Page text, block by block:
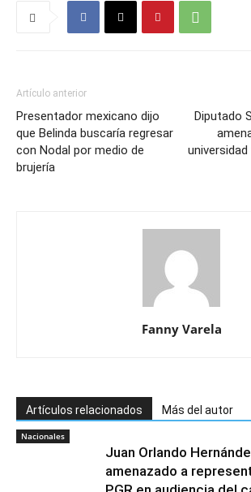
Artículo anterior
Presentador mexicano dijo
que Belinda buscaría regresar
con Nodal por medio de
brujería
Diputado
universidad
Fanny Varela
Artículos relacionados Más del autor
Nacionales
Juan Orlando
amenazado a